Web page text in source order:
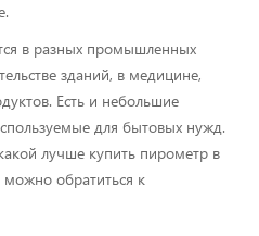
в разных промышленных
зданий, в медицине,
Есть и небольшие
для бытовых нужд.
лучше купить пирометр в
можно обратиться к